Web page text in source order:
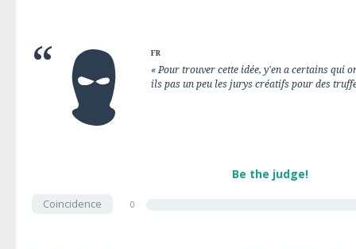
FR
« Pour trouver cette idée, y'en a certains qui
ils pas un peu les jurys créatifs pour des
Be the judge!
Coincidence 0